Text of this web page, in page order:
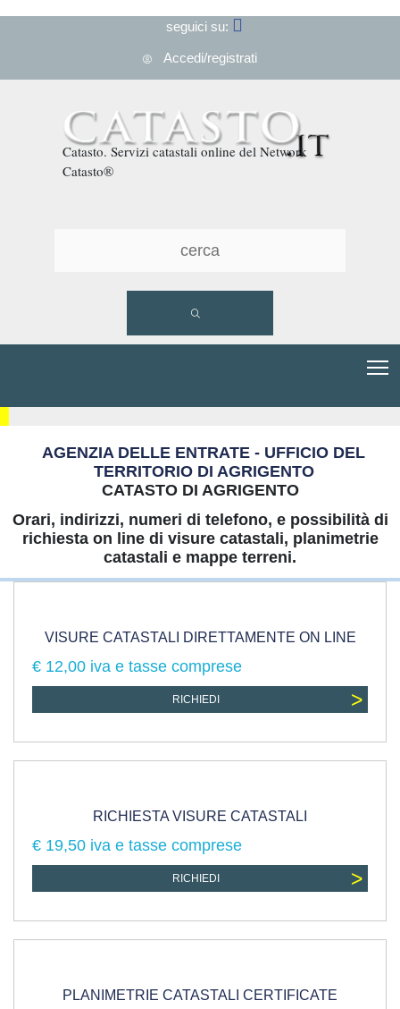
seguici su:
Accedi/registrati
Catasto. Servizi catastali online del Network
Catasto®
AGENZIA DELLE ENTRATE - UFFICIO DEL
TERRITORIO DI AGRIGENTO
CATASTO DI AGRIGENTO
Orari, indirizzi, numeri di telefono, e possibilità di
richiesta on line di visure catastali, planimetrie
catastali e mappe terreni.
VISURE CATASTALI DIRETTAMENTE ON LINE
€ 12,00 iva e tasse comprese
RICHIEDI >
RICHIESTA VISURE CATASTALI
€ 19,50 iva e tasse comprese
RICHIEDI >
PLANIMETRIE CATASTALI CERTIFICATE